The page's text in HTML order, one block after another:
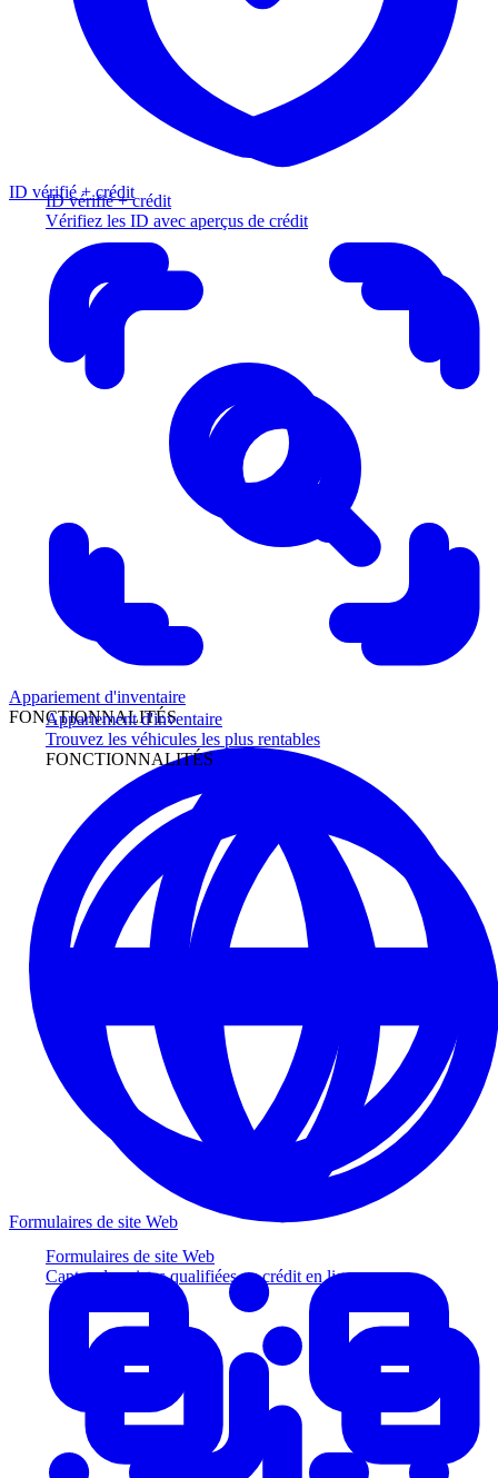
ID vérifié + crédit
Vérifiez les ID avec aperçus de crédit
Appariement d'inventaire
Trouvez les véhicules les plus rentables
FONCTIONNALITÉS
Formulaires de site Web
Captez des pistes qualifiées au crédit en ligne
ID vérifié + crédit
Appariement d'inventaire
FONCTIONNALITÉS
Formulaires de site Web